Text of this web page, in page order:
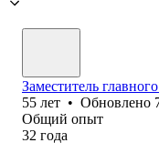
Заместитель
55 лет • Обновлено
Общий опыт
32 года